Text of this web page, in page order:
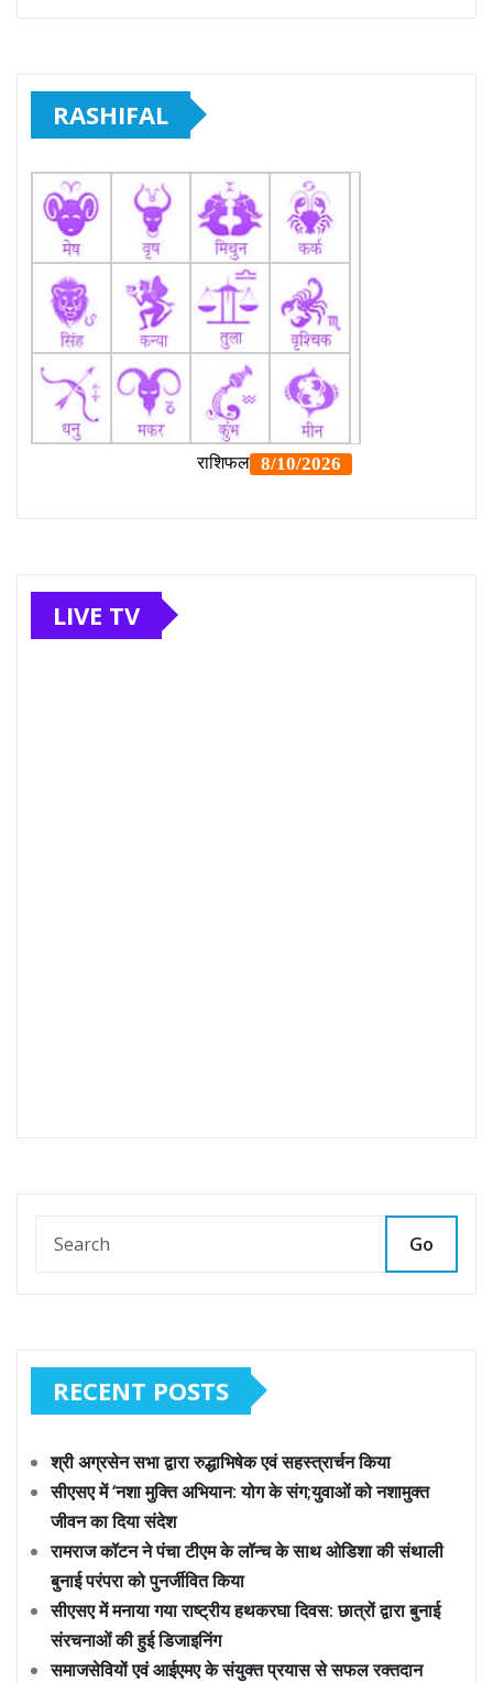
RASHIFAL
LIVE TV
Go
RECENT POSTS
श्री अग्रसेन सभा द्वारा रुद्धाभिषेक एवं सहस्त्रार्चन किया
सीएसए में ‘नशा मुक्ति अभियान: योग के संग;युवाओं को नशामुक्त
जीवन का दिया संदेश
रामराज कॉटन ने पंचा टीएम के लॉन्च के साथ ओडिशा की संथाली
बुनाई परंपरा को पुनर्जीवित किया
सीएसए में मनाया गया राष्ट्रीय हथकरघा दिवस: छात्रों द्वारा बुनाई
संरचनाओं की हुई डिजाइनिंग
समाजसेवियों एवं आईएमए के संयुक्त प्रयास से सफल रक्तदान